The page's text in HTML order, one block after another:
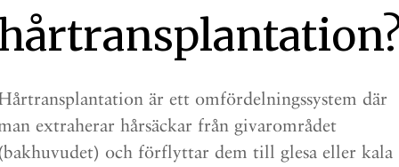
är ett omfördelningssystem där
extraherar hårsäckar från givarområdet
och förflyttar dem till glesa eller kala